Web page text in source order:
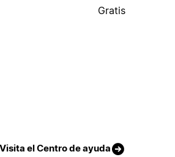
Gratis
Visita el Centro de ayuda